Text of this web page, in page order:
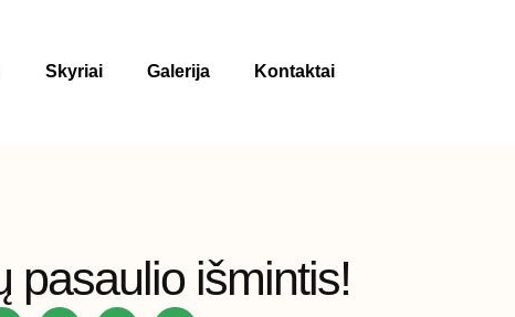
Skyriai Galerija Kontaktai
pasaulio išmintis!